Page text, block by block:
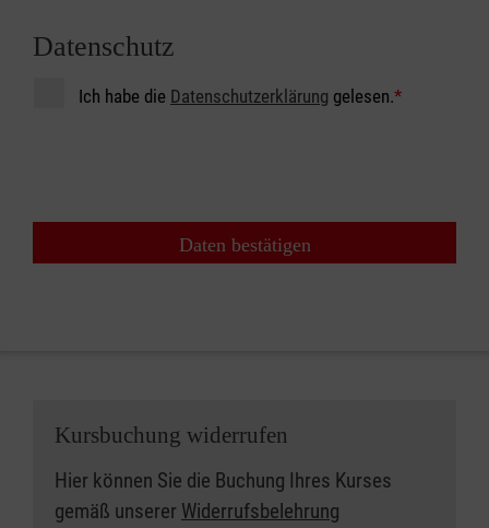
Datenschutz
Ich habe die Datenschutzerklärung gelesen.*
Daten bestätigen
Kursbuchung widerrufen
Hier können Sie die Buchung Ihres Kurses
gemäß unserer Widerrufsbelehrung